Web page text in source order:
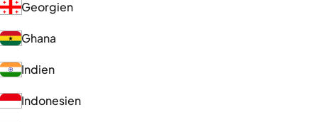
Georgien
Ghana
Indien
Indonesien